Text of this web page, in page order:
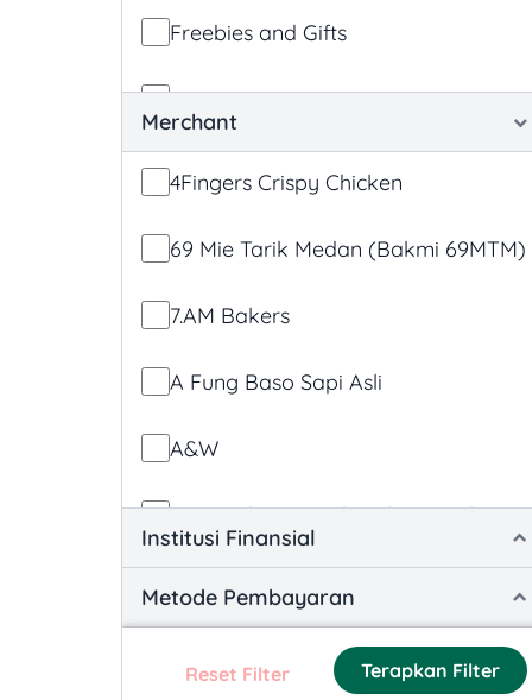
Freebies and Gifts
App Promotions
Promotions
Product-specific Promotions
Social Media and Engagement
Merchant
4Fingers Crispy Chicken
69 Mie Tarik Medan (Bakmi 69MTM)
7.AM Bakers
A Fung Baso Sapi Asli
A&W
AB Steak & ABar by Akira Back
ABC Cooking Studio
Institusi Finansial
Metode Pembayaran
Reset Filter Terapkan Filter